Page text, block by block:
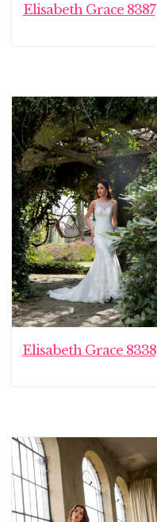
Elisabeth Grace 8387
Elisabeth Grace 8338